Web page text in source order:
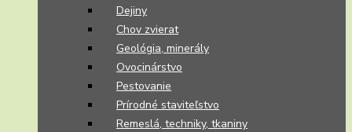
Dejiny
Chov zvierat
Geológia, minerály
Ovocinárstvo
Pestovanie
Prírodné staviteľstvo
Remeslá, techniky, tkaniny